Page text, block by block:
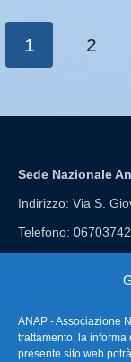
ANAP - Associazione
trattamento, la informa
presente sito web
1 2
Sede Nazionale
Indirizzo: Via S.
Telefono:
FAQ –